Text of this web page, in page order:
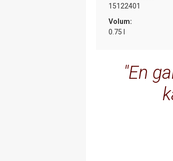
15122401
Volum:
0.75 l
En